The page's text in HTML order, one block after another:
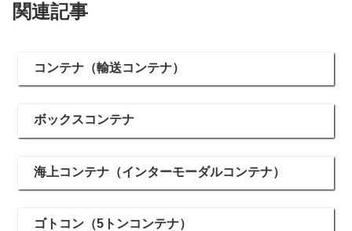
関連記事
コンテナ（輸送コンテナ）
ボックスコンテナ
海上コンテナ（インターモーダルコンテナ）
ゴトコン（5トンコンテナ）